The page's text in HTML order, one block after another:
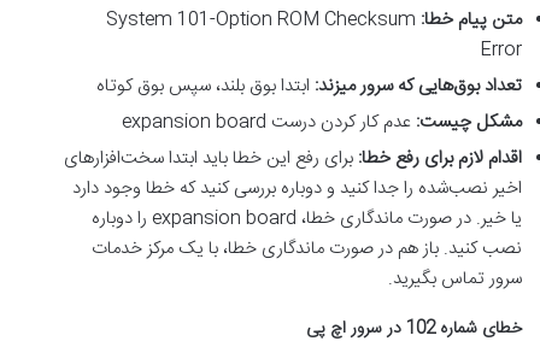
متن پیام خطا:
System 101-Option ROM Checksum
Error
تعداد بوق‌هایی که سرور میزند: ابتدا بوق بلند، سپس بوق کوتاه
مشکل چیست: عدم کار کردن درست expansion board
اقدام لازم برای رفع خطا: برای رفع این خطا باید ابتدا سخت‌افزارهای
اخیر نصب‌شده را جدا کنید و دوباره بررسی کنید که خطا وجود دارد
یا خیر. در صورت ماندگاری خطا، expansion board را دوباره
نصب کنید. باز هم در صورت ماندگاری خطا، با یک مرکز خدمات
سرور تماس بگیرید.
خطای شماره 102 در سرور اچ پی